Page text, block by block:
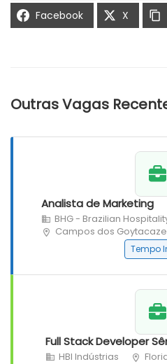
Facebook
X
Outras Vagas
Analista de Marketing
BHG - Brazilian
Campos dos
Tempo
Full Stack Developer
HBI Indústrias